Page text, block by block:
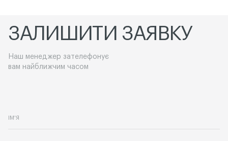
ЗАЛИШИТИ ЗАЯВКУ
Наш менеджер зателефонує
вам найближчим часом
ІМ'Я